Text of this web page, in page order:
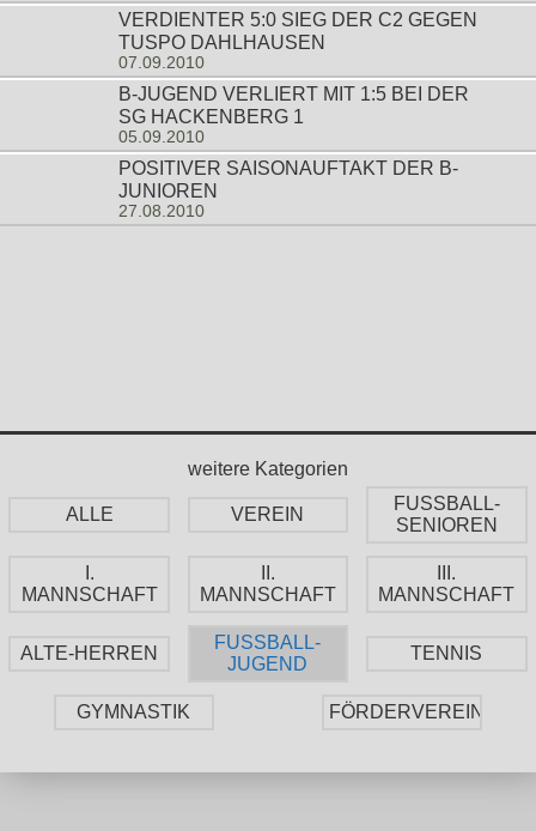
VERDIENTER 5:0 SIEG DER C2 GEGEN
TUSPO DAHLHAUSEN
07.09.2010
B-JUGEND VERLIERT MIT 1:5 BEI DER
SG HACKENBERG 1
05.09.2010
POSITIVER SAISONAUFTAKT DER B-
JUNIOREN
27.08.2010
weitere Kategorien
ALLE VEREIN
FUSSBALL-
SENIOREN
I.
MANNSCHAFT
II.
MANNSCHAFT
III.
MANNSCHAFT
ALTE-HERREN
FUSSBALL-
JUGEND
TENNIS
GYMNASTIK FÖRDERVEREIN